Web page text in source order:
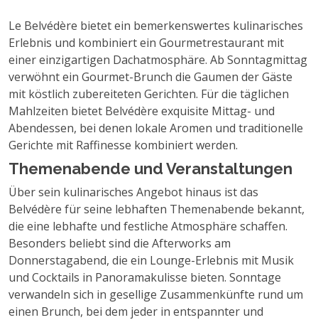
Le Belvédère bietet ein bemerkenswertes kulinarisches
Erlebnis und kombiniert ein Gourmetrestaurant mit
einer einzigartigen Dachatmosphäre. Ab Sonntagmittag
verwöhnt ein Gourmet-Brunch die Gaumen der Gäste
mit köstlich zubereiteten Gerichten. Für die täglichen
Mahlzeiten bietet Belvédère exquisite Mittag- und
Abendessen, bei denen lokale Aromen und traditionelle
Gerichte mit Raffinesse kombiniert werden.
Themenabende und Veranstaltungen
Über sein kulinarisches Angebot hinaus ist das
Belvédère für seine lebhaften Themenabende bekannt,
die eine lebhafte und festliche Atmosphäre schaffen.
Besonders beliebt sind die Afterworks am
Donnerstagabend, die ein Lounge-Erlebnis mit Musik
und Cocktails in Panoramakulisse bieten. Sonntage
verwandeln sich in gesellige Zusammenkünfte rund um
einen Brunch, bei dem jeder in entspannter und